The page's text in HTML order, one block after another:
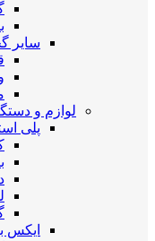
سایر
لوازم و
پلی
ایکس